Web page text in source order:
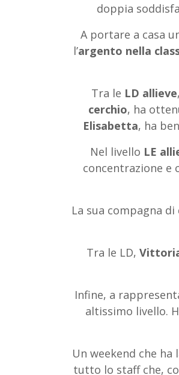
doppia
A portare a casa
l’argento nella
Tra le LD allieve
cerchio, ha
Elisabetta, ha
Nel livello LE
concentrazione e
La sua compagna
Tra le LD,
Infine, a
altissimo livello.
Un weekend che
tutto lo staff che,